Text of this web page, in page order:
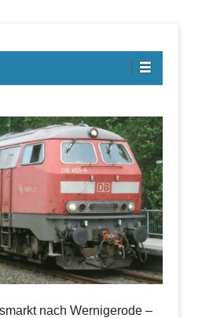
nach Wernigerode –